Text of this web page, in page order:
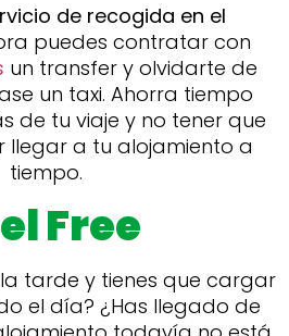
de recogida en el
puedes contratar con
un transfer y olvidarte de
un taxi. Ahorra tiempo
de tu viaje y no tener que
a tu alojamiento a
tiempo.
Free
tarde y tienes que cargar
el día? ¿Has llegado de